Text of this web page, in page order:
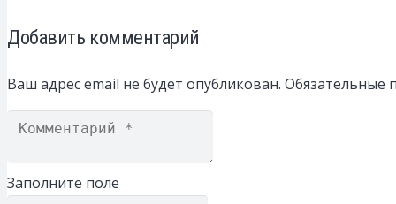
Добавить комментарий
Ваш адрес email не будет опубликован. Обязательные
Заполните поле